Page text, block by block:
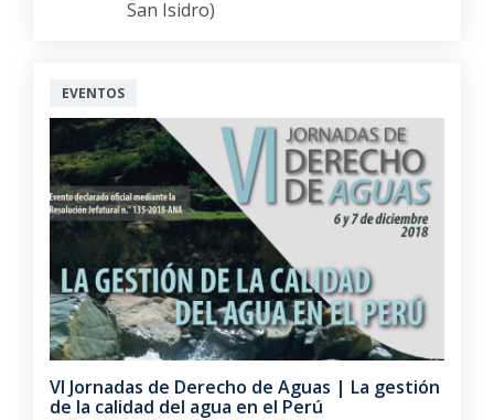
San Isidro)
EVENTOS
VI Jornadas de Derecho de Aguas | La gestión
de la calidad del agua en el Perú